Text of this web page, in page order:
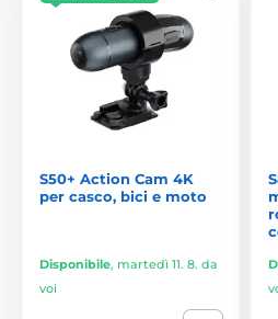
S50+ Action Cam 4K
per casco, bici e moto
Disponibile, martedì 11. 8. da
voi